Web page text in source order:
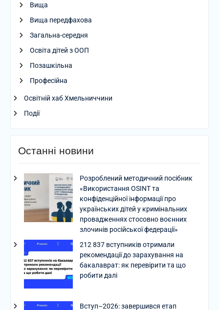
Вища
Вища передфахова
Загальна-середня
Освіта дітей з ООП
Позашкільна
Професійна
Освітній хаб Хмельниччини
Події
Останні новини
Розроблений методичний посібник
«Використання OSINT та
конфіденційної інформації про
українських дітей у кримінальних
провадженнях стосовно воєнних
злочинів російської федерації»
212 837 вступників отримали
рекомендації до зарахування на
бакалаврат: як перевірити та що
робити далі
Вступ–2026: завершився етап